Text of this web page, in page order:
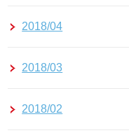
2018/04
2018/03
2018/02